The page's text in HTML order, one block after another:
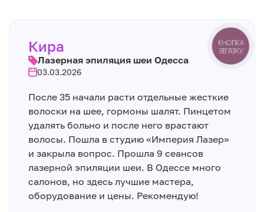
Кира
Лазерная эпиляция шеи Одесса
03.03.2026
После 35 начали расти отдельные жесткие
волоски на шее, гормоны шалят. Пинцетом
удалять больно и после него врастают
волосы. Пошла в студию «Империя Лазер»
и закрыла вопрос. Прошла 9 сеансов
лазерной эпиляции шеи. В Одессе много
салонов, но здесь лучшие мастера,
оборудование и цены. Рекомендую!
КНОПКА
ЗВ'ЯЗКУ